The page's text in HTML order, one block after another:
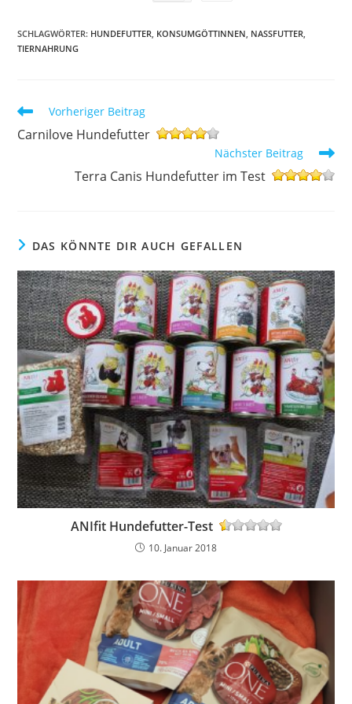
SCHLAGWÖRTER: HUNDEFUTTER KONSUMGÖTTINNEN NASSFUTTER
TIERNAHRUNG
Weitere
ansehen
Vorheriger Beitrag
Carnilove Hundefutter
Nächster Beitrag
Terra Canis Hundefutter im Test
DAS KÖNNTE DIR AUCH GEFALLEN
ANIfit Hundefutter-Test
10. Januar 2018